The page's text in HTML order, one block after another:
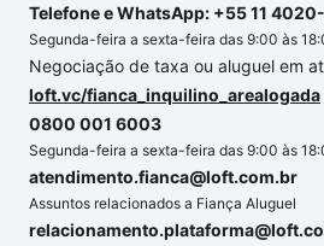
Telefone e WhatsApp: +55 11
Segunda-feira a sexta-feira das 9:00 às
Negociação de taxa ou aluguel em
loft.vc/fianca_inquilino_arealogada
0800 001 6003
Segunda-feira a sexta-feira das 9:00 às
atendimento.fianca@loft.com.br
Assuntos relacionados a Fiança Aluguel